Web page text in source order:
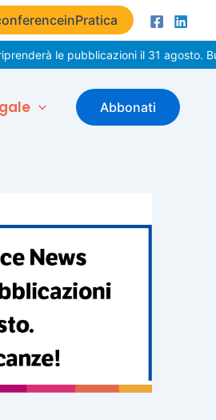
pubblicazioni il 31 agosto. Buone
Abbonati